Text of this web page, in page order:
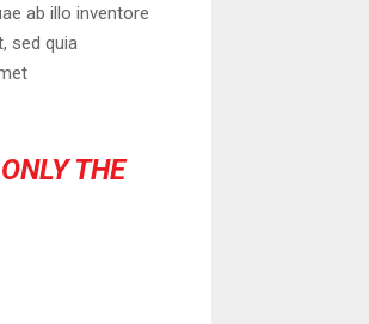
ab illo inventore
sed quia
THE